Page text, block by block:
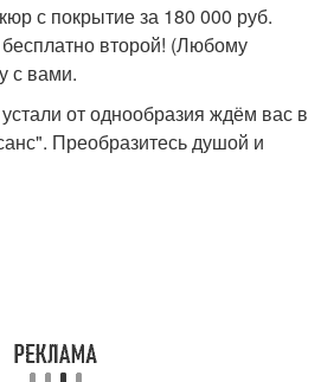
с покрытие за 180 000 руб.
второй! (Любому
с вами.
от однообразия ждём вас в
Преобразитесь душой и